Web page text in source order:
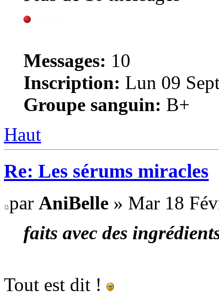
Messages: 10
Inscription: Lun 09
Groupe sanguin: B+
Haut
Re: Les sérums miracles
par AniBelle » Mar 18
faits avec des
Tout est dit !